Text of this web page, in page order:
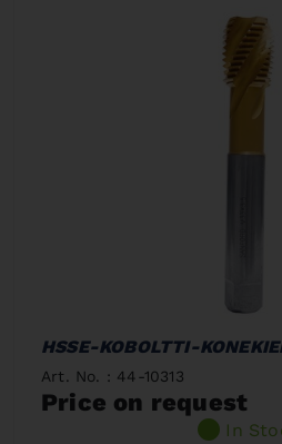
HSSE-KOBOLTTI-
Art. No. : 44-10313
Price on request
In